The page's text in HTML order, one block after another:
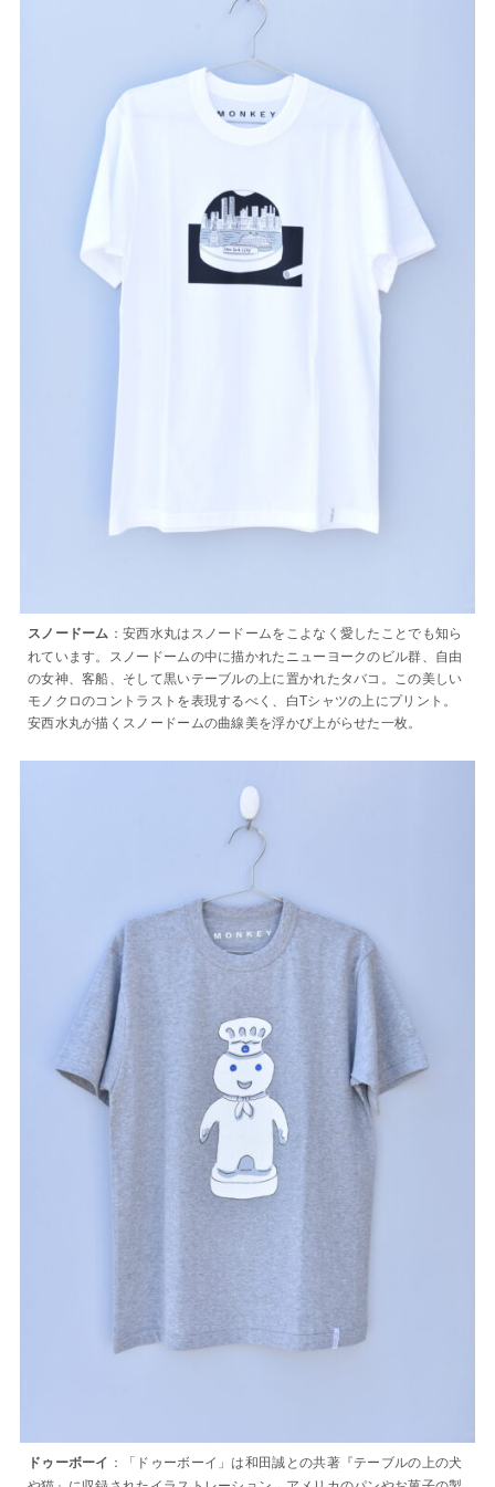
スノードーム ：安西水丸はスノードームをこよなく愛したことでも知ら
れています。スノードームの中に描かれたニューヨークのビル群、自由
の女神、客船、そして黒いテーブルの上に置かれたタバコ。この美しい
モノクロのコントラストを表現するべく、白Tシャツの上にプリント。
安西水丸が描くスノードームの曲線美を浮かび上がらせた一枚。
ドゥーボーイ ：「ドゥーボーイ」は和田誠との共著『テーブルの上の犬